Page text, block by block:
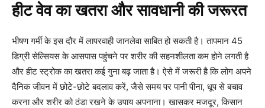
हीट वेव का खतरा और सावधानी की जरूरत
भीषण गर्मी के इस दौर में लापरवाही जानलेवा साबित हो सकती है। तापमान 45
डिग्री सेल्सियस के आसपास पहुंचने पर शरीर की सहनशीलता कम होने लगती है
और हीट स्ट्रोक का खतरा कई गुना बढ़ जाता है। ऐसे में जरूरी है कि लोग अपने
दैनिक जीवन में छोटे-छोटे बदलाव करें, जैसे समय पर पानी पीना, धूप से बचाव
करना और शरीर को ठंडा रखने के उपाय अपनाना। खासकर मजदूर, किसान